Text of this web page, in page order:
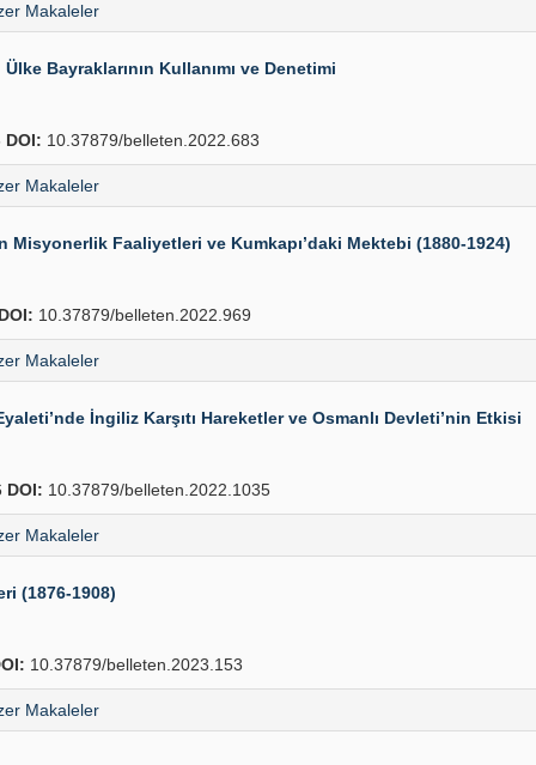
Makaleler
Bayraklarının Kullanımı ve Denetimi
DOI: 10.37879/belleten.2022.683
Makaleler
Misyonerlik Faaliyetleri ve Kumkapı’daki Mektebi (1880-1924)
10.37879/belleten.2022.969
Makaleler
İngiliz Karşıtı Hareketler ve Osmanlı Devleti’nin Etkisi
DOI: 10.37879/belleten.2022.1035
Makaleler
(1876-1908)
10.37879/belleten.2023.153
Makaleler